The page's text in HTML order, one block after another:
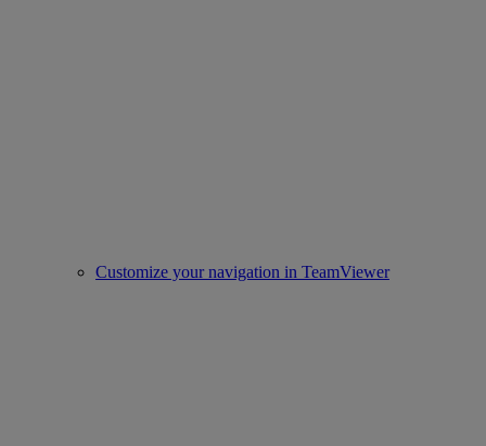
Customize your navigation in TeamViewer